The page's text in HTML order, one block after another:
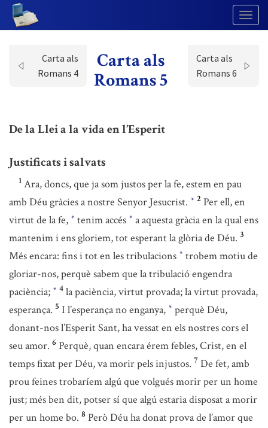
Carta als
Romans 4
Carta als
Romans 5
Carta als
Romans 6
De la Llei a la vida en l’Esperit
Justificats i salvats
1 Ara, doncs, que ja som justos per la fe, estem en pau
amb Déu gràcies a nostre Senyor Jesucrist. * 2 Per ell, en
virtut de la fe, * tenim accés * a aquesta gràcia en la qual ens
mantenim i ens gloriem, tot esperant la glòria de Déu. 3
Més encara: fins i tot en les tribulacions * trobem motiu de
gloriar-nos, perquè sabem que la tribulació engendra
paciència; * 4 la paciència, virtut provada; la virtut provada,
esperança. 5 I l’esperança no enganya, * perquè Déu,
donant-nos l’Esperit Sant, ha vessat en els nostres cors el
seu amor. 6 Perquè, quan encara érem febles, Crist, en el
temps fixat per Déu, va morir pels injustos. 7 De fet, amb
prou feines trobaríem algú que volgués morir per un home
just; més ben dit, potser sí que algú estaria disposat a morir
per un home bo. 8 Però Déu ha donat prova de l’amor que